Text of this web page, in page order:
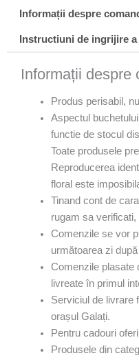
Informații despre
Instructiuni de ingrijire
Informații despre
Produs perisabil,
Aspectul
functie de stocul
Toate produsele
Reproducerea
floral este
Tinand cont de
rugam sa
Comenzile se vor
următoarea zi
Comenzile plasate
livreate în primul
Serviciul de livrare
orașul Galați.
Pentru cadouri
Produsele din